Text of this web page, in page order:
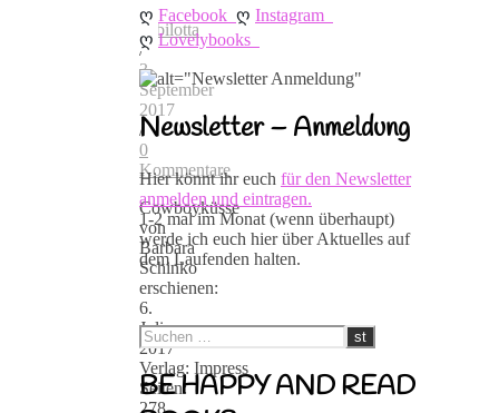
Bibilotta
/
3.
September
2017
/
0
Kommentare
Cowboyküsse
von
Barbara
Schinko
erschienen:
6.
Juli
2017
Verlag: Impress
Seiten:
278
ღ Facebook ღ Instagram
ღ Lovelybooks
Newsletter – Anmeldung
Hier könnt ihr euch für den Newsletter
anmelden und eintragen.
1-2 mal im Monat (wenn überhaupt)
werde ich euch hier über Aktuelles auf
dem Laufenden halten.
BE HAPPY AND READ